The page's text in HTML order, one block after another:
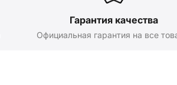
Гарантия качества
Официальная гарантия на все